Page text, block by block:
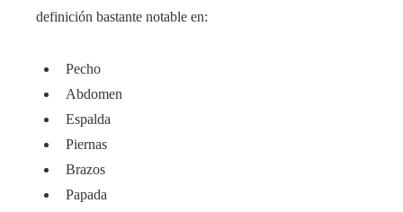
definición bastante notable en:
Pecho
Abdomen
Espalda
Piernas
Brazos
Papada